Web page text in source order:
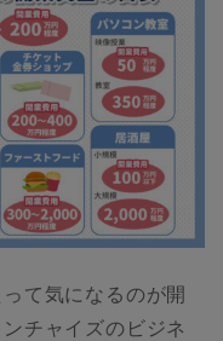
て気になるのが開
チャイズのビジネ